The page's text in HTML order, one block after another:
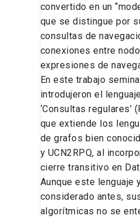
convertido en un
que se distingue por
consultas de
conexiones entre
expresiones de
En este trabajo
introdujeron el
‘Consultas regulares’
que extiende los
de grafos bien
y UCN2RPQ, al
cierre transitivo en
Aunque este lenguaje
considerado antes,
algorítmicas no se